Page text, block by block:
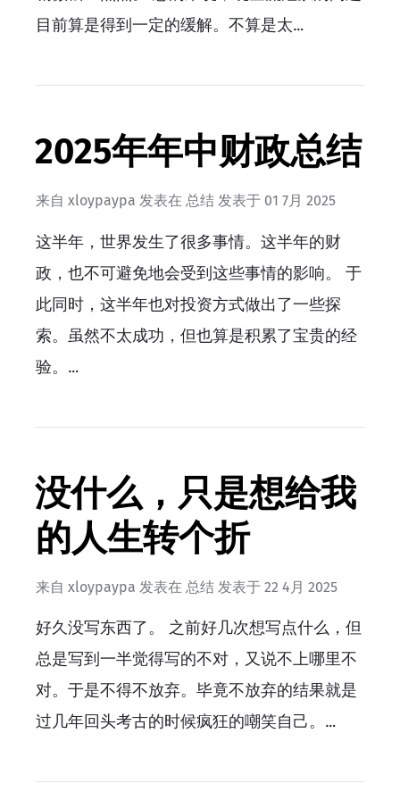
目前算是得到一定的缓解。不算是太…
2025年年中财政总结
来自 xloypaypa 发表在 总结 发表于 01 7月 2025
这半年，世界发生了很多事情。这半年的财
政，也不可避免地会受到这些事情的影响。 于
此同时，这半年也对投资方式做出了一些探
索。虽然不太成功，但也算是积累了宝贵的经
验。…
没什么，只是想给我
的人生转个折
来自 xloypaypa 发表在 总结 发表于 22 4月 2025
好久没写东西了。 之前好几次想写点什么，但
总是写到一半觉得写的不对，又说不上哪里不
对。于是不得不放弃。毕竟不放弃的结果就是
过几年回头考古的时候疯狂的嘲笑自己。…